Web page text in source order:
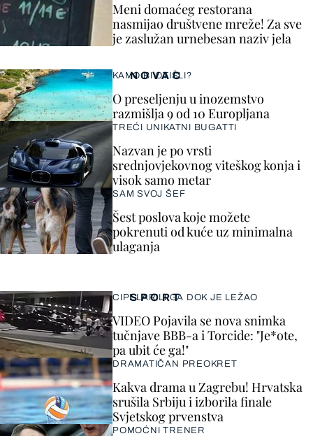
Meni domaćeg restorana
nasmijao društvene mreže! Za sve
je zaslužan urnebesan naziv jela
SPORT
CIPELARILI GA DOK JE LEŽAO
VIDEO Pojavila se nova snimka
tučnjave BBB-a i Torcide: "Je*ote,
pa ubit će ga!"
DRAMATIČAN PREOKRET
Kakva drama u Zagrebu! Hrvatska
srušila Srbiju i izborila finale
Svjetskog prvenstva
POMOĆNI TRENER
NOVAC
KAMO BI OTIŠLI?
O preseljenju u inozemstvo
razmišlja 9 od 10 Europljana
TREĆI UNIKATNI BUGATTI
Nazvan je po vrsti
srednjovjekovnog viteškog konja i
visok samo metar
SAM SVOJ ŠEF
Šest poslova koje možete
pokrenuti od kuće uz minimalna
ulaganja